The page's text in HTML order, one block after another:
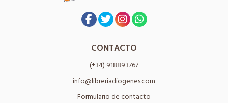
CONTACTO
(+34) 918893767
info@libreriadiogenes.com
Formulario de contacto